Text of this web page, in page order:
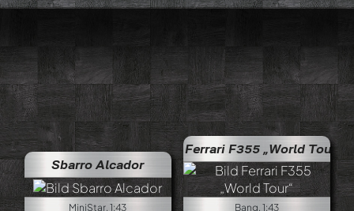
Sbarro Alcador
MiniStar, 1:43
Ferrari F355 „World Tour“
Bang, 1:43